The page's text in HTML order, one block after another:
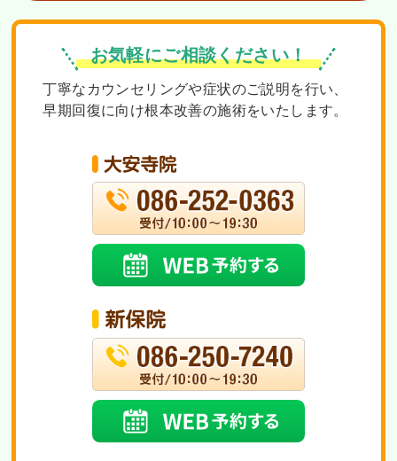
お気軽にご相談ください！
丁寧なカウンセリングや症状のご説明を行い、
早期回復に向け根本改善の施術をいたします。